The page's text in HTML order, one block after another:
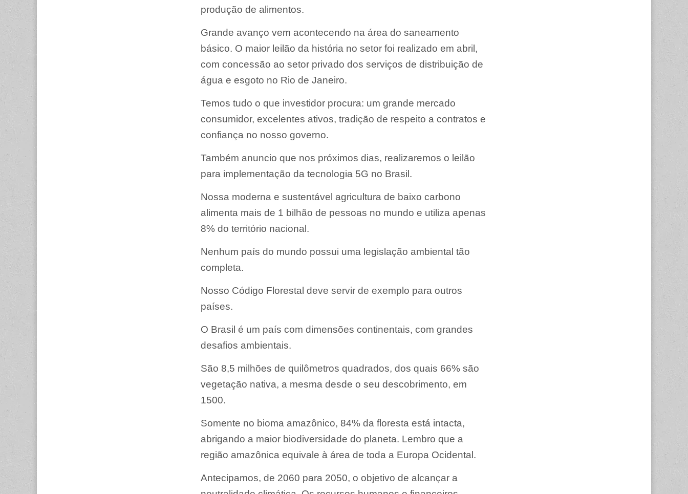
produção de alimentos.
Grande avanço vem acontecendo na área do saneamento
básico. O maior leilão da história no setor foi realizado em abril,
com concessão ao setor privado dos serviços de distribuição de
água e esgoto no Rio de Janeiro.
Temos tudo o que investidor procura: um grande mercado
consumidor, excelentes ativos, tradição de respeito a contratos e
confiança no nosso governo.
Também anuncio que nos próximos dias, realizaremos o leilão
para implementação da tecnologia 5G no Brasil.
Nossa moderna e sustentável agricultura de baixo carbono
alimenta mais de 1 bilhão de pessoas no mundo e utiliza apenas
8% do território nacional.
Nenhum país do mundo possui uma legislação ambiental tão
completa.
Nosso Código Florestal deve servir de exemplo para outros
países.
O Brasil é um país com dimensões continentais, com grandes
desafios ambientais.
São 8,5 milhões de quilômetros quadrados, dos quais 66% são
vegetação nativa, a mesma desde o seu descobrimento, em
1500.
Somente no bioma amazônico, 84% da floresta está intacta,
abrigando a maior biodiversidade do planeta. Lembro que a
região amazônica equivale à área de toda a Europa Ocidental.
Antecipamos, de 2060 para 2050, o objetivo de alcançar a